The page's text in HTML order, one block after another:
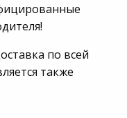
по всей
также